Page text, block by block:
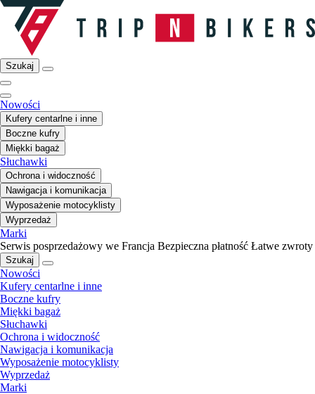
Szukaj
Nowości
Kufery centarlne i inne
Boczne kufry
Miękki bagaż
Słuchawki
Ochrona i widoczność
Nawigacja i komunikacja
Wyposażenie motocyklisty
Wyprzedaż
Marki
Serwis posprzedażowy we Francja Bezpieczna płatność Łatwe zwroty
Szukaj
Nowości
Kufery centarlne i inne
Boczne kufry
Miękki bagaż
Słuchawki
Ochrona i widoczność
Nawigacja i komunikacja
Wyposażenie motocyklisty
Wyprzedaż
Marki